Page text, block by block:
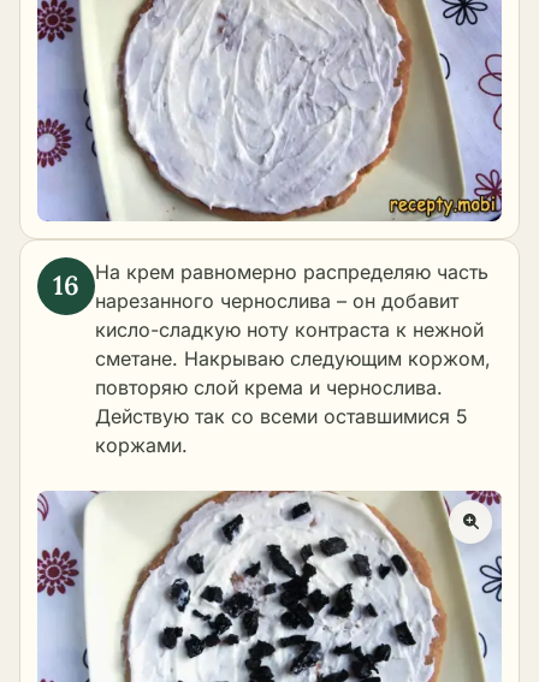
На крем равномерно распределяю часть
нарезанного чернослива – он добавит
кисло-сладкую ноту контраста к нежной
сметане. Накрываю следующим коржом,
повторяю слой крема и чернослива.
Действую так со всеми оставшимися 5
коржами.